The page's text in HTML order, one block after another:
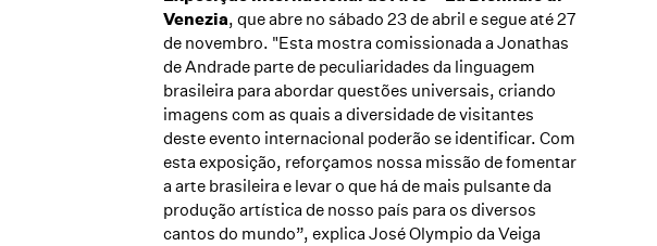
Venezia, que abre no sábado 23 de abril e segue até 27
de novembro. "Esta mostra comissionada a Jonathas
de Andrade parte de peculiaridades da linguagem
brasileira para abordar questões universais, criando
imagens com as quais a diversidade de visitantes
deste evento internacional poderão se identificar. Com
esta exposição, reforçamos nossa missão de fomentar
a arte brasileira e levar o que há de mais pulsante da
produção artística de nosso país para os diversos
cantos do mundo”, explica José Olympio da Veiga